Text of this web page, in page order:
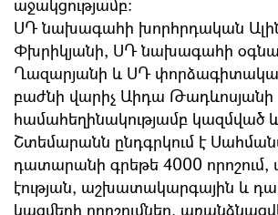
աջակցությամբ։
ՍԴ նախագահի խորհրդական
Փխրիկյանի, ՍԴ նախագահի
Ղազարյանի և ՍԴ
բաժնի վարիչ Աիդա Թադևոսյանի
համահեղինակությամբ կազմված
Շտեմարանն ընդգրկում է
դատարանի գրեթե 4000 որոշում,
էության, աշխատակարգային և
կազմերի որոշումներ,